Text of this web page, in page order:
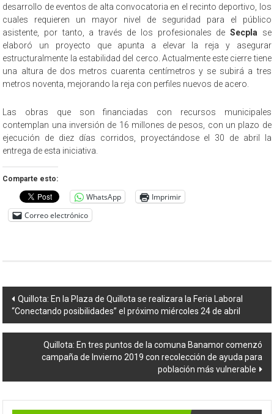
desarrollo de eventos de alta convocatoria en el recinto deportivo, los
cuales requieren un mayor nivel de seguridad para el público
asistente, por tanto, a través de los profesionales de Secplase
elaboró un proyecto que apunta a elevar la reja y asegurar
estructuralmente la estabilidad del cerco. Actualmente este cierre tiene
una altura de dos metros cuarenta centímetros y se subirá a tres
metros noventa, mejorando la reja con perfiles nuevos de acero.
Las obras que son financiadas con recursos municipales
contemplan una inversión de 16 millones de pesos, con un plazo de
ejecución de diez días corridos, proyectándose el 30 de abril la
entrega de esta iniciativa.
Comparte esto:
WhatsApp
Imprimir
Correo electrónico
Navegación
de
entradas
Quillota: En la Plaza de Quillota se realizara la Feria Laboral
“Conectando posibilidades” el próximo miércoles 24 de abril
Quillota: En tres puntos de la comuna Banamor comenzó
campaña de Invierno 2019 con recolección de ayuda para
población más vulnerable